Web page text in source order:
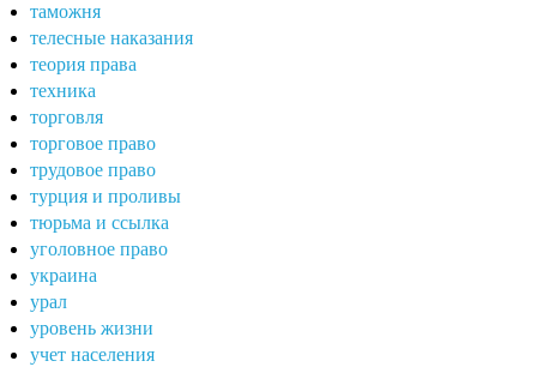
таможня
телесные наказания
теория права
техника
торговля
торговое право
трудовое право
турция и проливы
тюрьма и ссылка
уголовное право
украина
урал
уровень жизни
учет населения